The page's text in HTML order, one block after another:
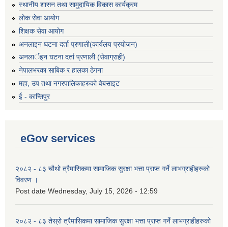
स्थानीय शासन तथा सामुदायिक विकास कार्यक्रम
लोक सेवा आयोग
शिक्षक सेवा आयोग
अनलाइन घटना दर्ता प्रणाली(कार्यलय प्रयोजन)
अनलार्इन घटना दर्ता प्रणाली (सेवाग्राही)
नेपालभरका साबिक र हालका ठेगना
महा, उप तथा नगरपालिकाहरुको वेबसाइट
ई - कान्तिपुर
eGov services
२०८२ - ८३ चौथो त्रैमासिकमा सामाजिक सुरक्षा भत्ता प्राप्त गर्ने लाभग्राहीहरुको
विवरण ।
Post date Wednesday, July 15, 2026 - 12:59
२०८२ - ८३ तेस्रो त्रैमासिकमा सामाजिक सुरक्षा भत्ता प्राप्त गर्ने लाभग्राहीहरुको